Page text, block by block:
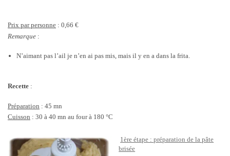
Prix par personne : 0,66 €
Remarque :
N’aimant pas l’ail je n’en ai pas mis, mais il y en a dans la frita.
Recette :
Préparation : 45 mn
Cuisson : 30 à 40 mn au four à 180 °C
1ère étape : préparation de la pâte
brisée